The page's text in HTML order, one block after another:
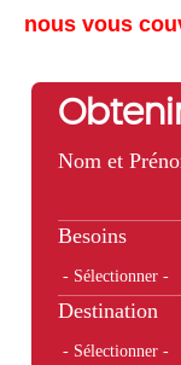
nous vous
Nom et
Besoins
Destination